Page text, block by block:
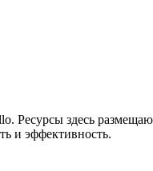
Ресурсы здесь
и эффективность.